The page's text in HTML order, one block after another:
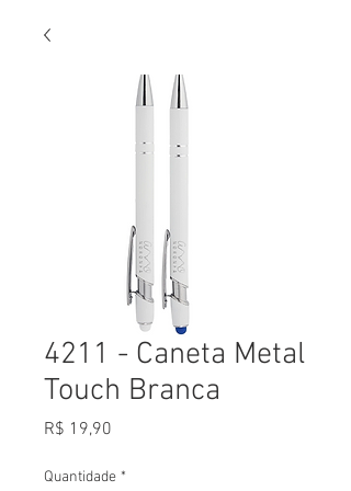
4211 - Caneta Metal
Touch Branca
R$ 19,90
Quantidade *